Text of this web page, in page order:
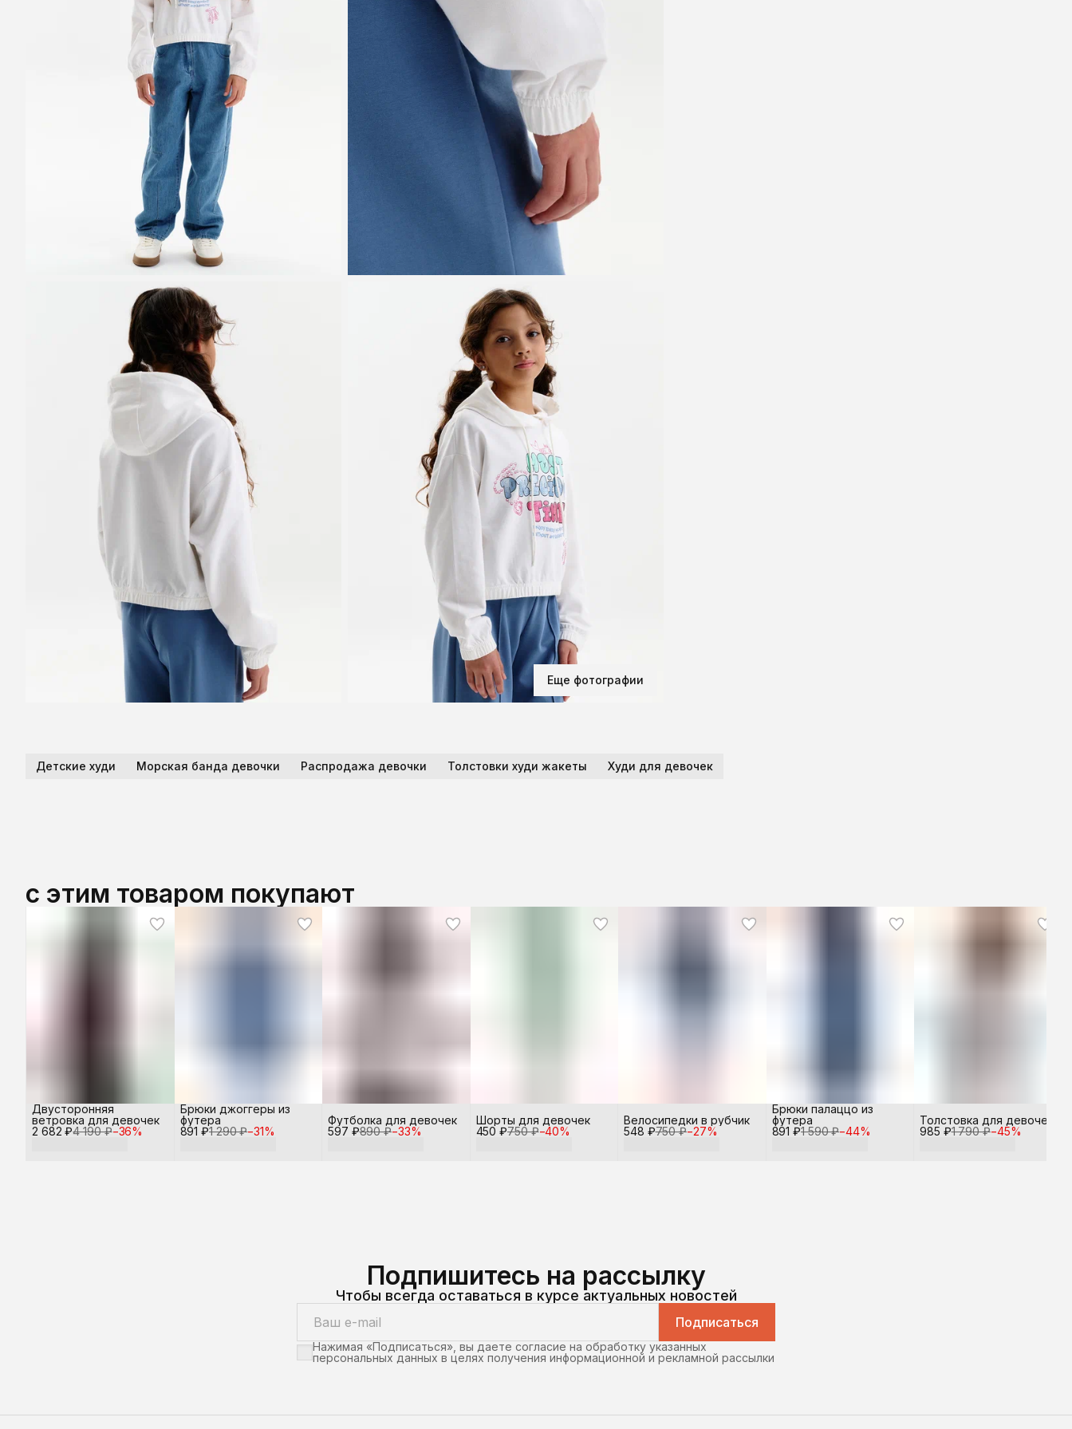
Еще фотографии
Детские худи Морская банда девочки Распродажа девочки Толстовки худи жакеты Худи для девочек
с этим товаром покупают
2 682 ₽4 190 ₽−36%
Двусторонняя
ветровка для девочек
891 ₽1 290 ₽−31%
Брюки джоггеры из
футера
597 ₽890 ₽−33%
Футболка для девочек
450 ₽750 ₽−40%
Шорты для девочек
548 ₽750 ₽−27%
Велосипедки в рубчик
891 ₽1 590 ₽−44%
Брюки палаццо из
футера
985 ₽1 790 ₽−45%
Толстовка для девочек
Подпишитесь на рассылку
Чтобы всегда оставаться в курсе актуальных новостей
Подписаться
Нажимая «Подписаться», вы даете согласие на обработку указанных
персональных данных в целях получения информационной и рекламной рассылки